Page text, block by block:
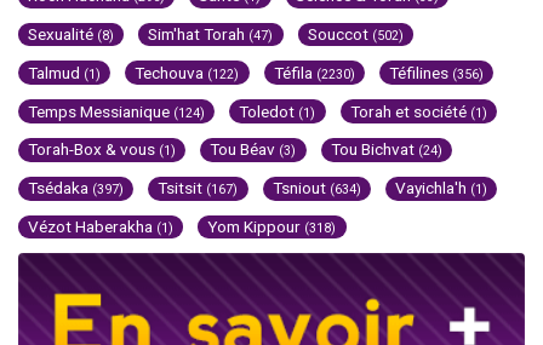
Sexualité (8) Sim'hat Torah (47) Souccot (502)
Talmud (1) Techouva (122) Téfila (2230) Téfilines (356)
Temps Messianique (124) Toledot (1) Torah et société (1)
Torah-Box & vous (1) Tou Béav (3) Tou Bichvat (24)
Tsédaka (397) Tsitsit (167) Tsniout (634) Vayichla'h (1)
Vézot Haberakha (1) Yom Kippour (318)